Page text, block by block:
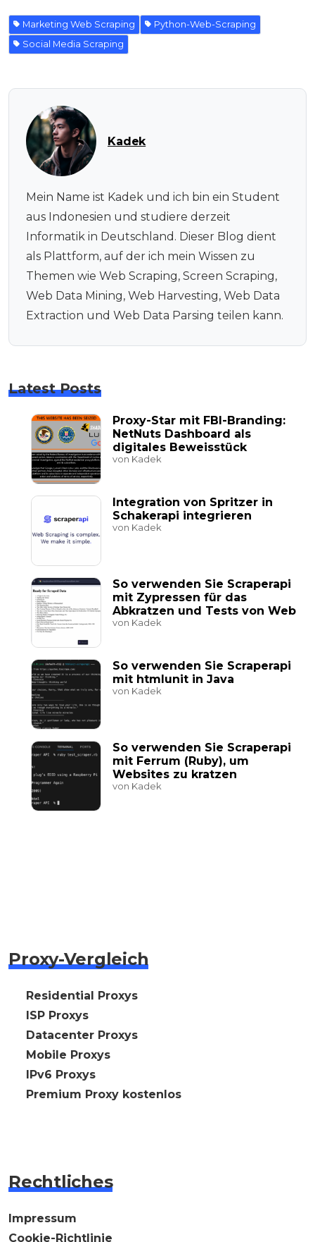
Marketing Web Scraping
Python-Web-Scraping
Social Media Scraping
Kadek
Mein Name ist Kadek und ich bin ein Student
aus Indonesien und studiere derzeit
Informatik in Deutschland. Dieser Blog dient
als Plattform, auf der ich mein Wissen zu
Themen wie Web Scraping, Screen Scraping,
Web Data Mining, Web Harvesting, Web Data
Extraction und Web Data Parsing teilen kann.
Latest Posts
Proxy-Star mit FBI-Branding:
NetNuts Dashboard als
digitales Beweisstück
von Kadek
Integration von Spritzer in
Schakerapi integrieren
von Kadek
So verwenden Sie Scraperapi
mit Zypressen für das
Abkratzen und Tests von Web
von Kadek
So verwenden Sie Scraperapi
mit htmlunit in Java
von Kadek
So verwenden Sie Scraperapi
mit Ferrum (Ruby), um
Websites zu kratzen
von Kadek
Proxy-Vergleich
🇩🇪 Residential Proxys
🇩🇪 ISP Proxys
🇩🇪 Datacenter Proxys
🇩🇪 Mobile Proxys
🇩🇪 IPv6 Proxys
⭐ Premium Proxy kostenlos
Rechtliches
Impressum
Cookie-Richtlinie